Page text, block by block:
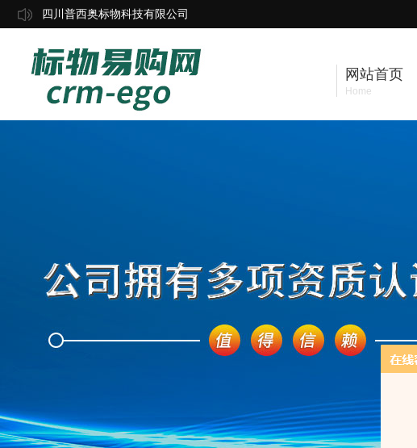
四川普西奥标物科技有限公司
网站首页
Home